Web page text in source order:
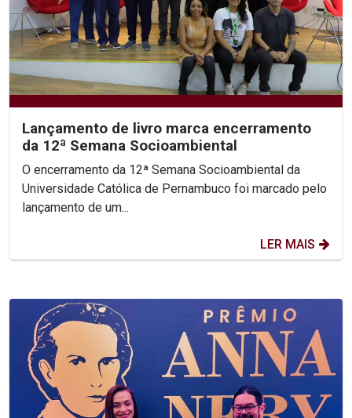
Lançamento de livro marca encerramento
da 12ª Semana Socioambiental
O encerramento da 12ª Semana Socioambiental da
Universidade Católica de Pernambuco foi marcado pelo
lançamento de um...
LER MAIS